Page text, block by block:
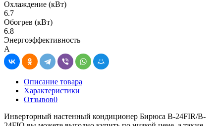
Охлаждение (кВт)
6.7
Обогрев (кВт)
6.8
Энергоэффективность
A
Описание товара
Характеристики
Отзывов0
Инверторный настенный кондиционер Бирюса B-24FIR/B-